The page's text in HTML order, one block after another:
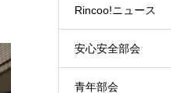
Rincoo!ニュース
安心安全部会
青年部会